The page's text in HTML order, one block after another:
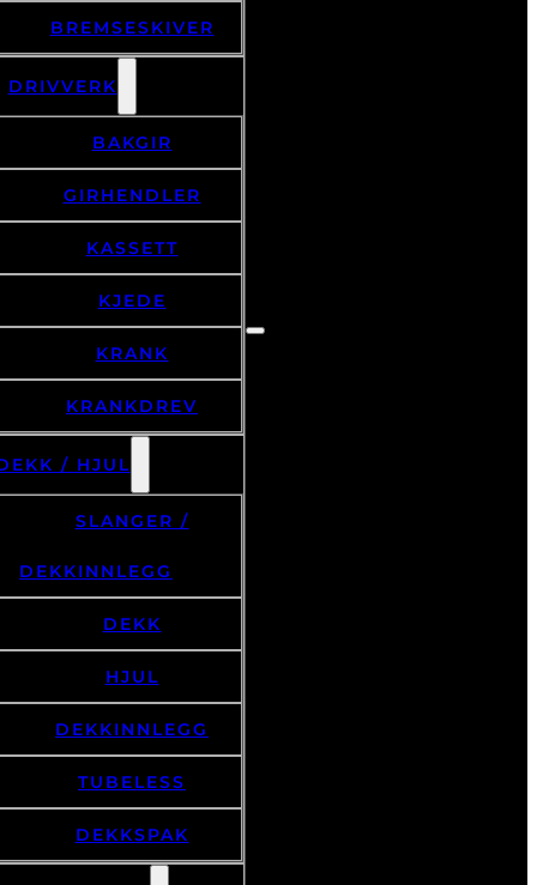
BREMSESKIVER
BAKGIR
GIRHENDLER
KASSETT
KJEDE
KRANK
KRANKDREV
DEKKINNLEGG
DEKK
HJUL
DEKKINNLEGG
TUBELESS
DEKKSPAK